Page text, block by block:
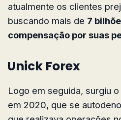
atualmente os clientes
buscando mais de 7
compensação por suas
Unick Forex
Logo em seguida, surgiu
em 2020, que se